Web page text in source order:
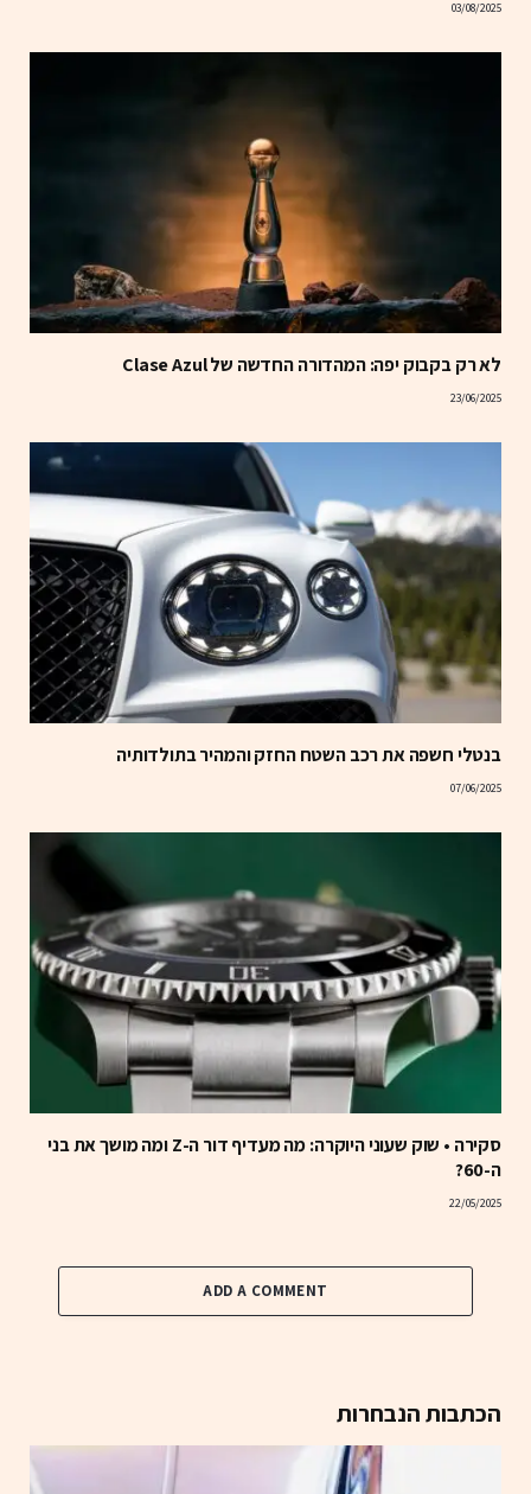
03/08/2025
לא רק בקבוק יפה: המהדורה החדשה של Clase Azul
23/06/2025
בנטלי חשפה את רכב השטח החזק והמהיר בתולדותיה
07/06/2025
סקירה • שוק שעוני היוקרה: מה מעדיף דור ה-Z ומה מושך את בני
ה-60?
22/05/2025
ADD A COMMENT
הכתבות הנבחרות